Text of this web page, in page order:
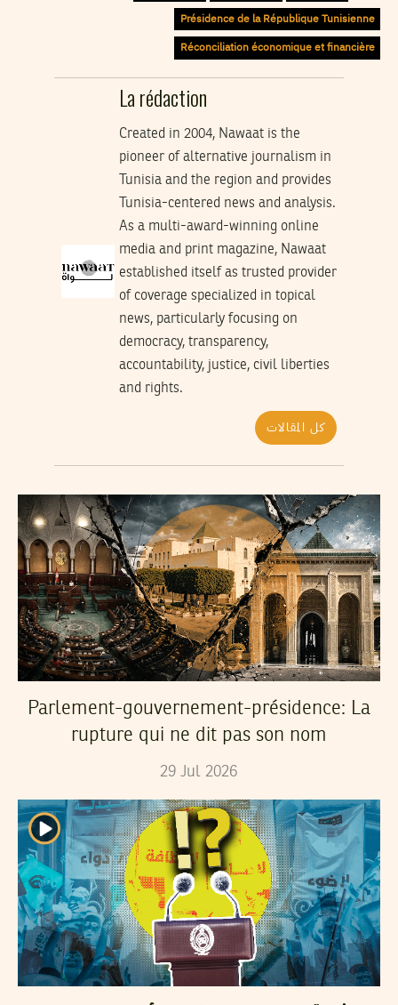
Présidence de la République Tunisienne
Réconciliation économique et financière
La rédaction
Created in 2004, Nawaat is the
pioneer of alternative journalism in
Tunisia and the region and provides
Tunisia-centered news and analysis.
As a multi-award-winning online
media and print magazine, Nawaat
established itself as trusted provider
of coverage specialized in topical
news, particularly focusing on
democracy, transparency,
accountability, justice, civil liberties
and rights.
كل المقالات
Parlement-gouvernement-présidence: La
rupture qui ne dit pas son nom
29 Jul 2026